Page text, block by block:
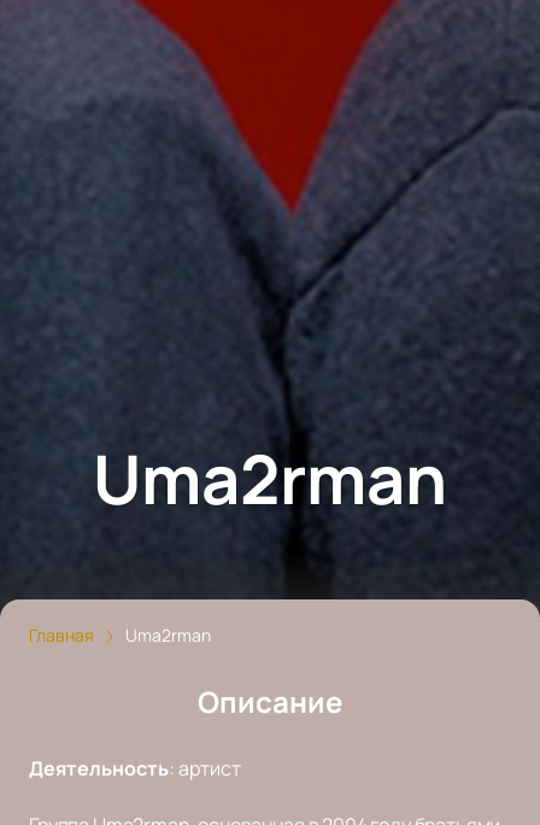
Uma2rman
Главная Uma2rman
Описание
Деятельность: артист